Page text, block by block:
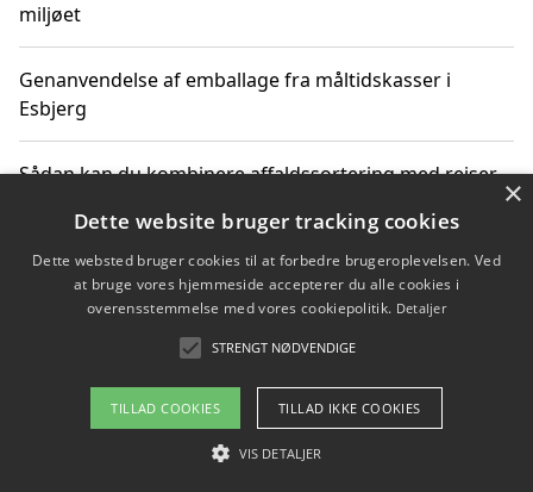
miljøet
Genanvendelse af emballage fra måltidskasser i
Esbjerg
Sådan kan du kombinere affaldssortering med rejser
Hvordan affaldssortering kan bidrage til co2 reduktion
Om / kontakt
Blog Betingelser
×
Dette website bruger tracking cookies
Dette websted bruger cookies til at forbedre brugeroplevelsen. Ved
at bruge vores hjemmeside accepterer du alle cookies i
overensstemmelse med vores cookiepolitik. Detaljer
STRENGT NØDVENDIGE
TILLAD COOKIES TILLAD IKKE COOKIES
VIS DETALJER